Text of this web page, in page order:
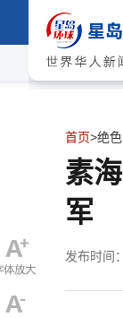
首页>绝
素
军
发布时间